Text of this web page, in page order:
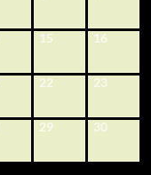
15 16
22 23
29 30